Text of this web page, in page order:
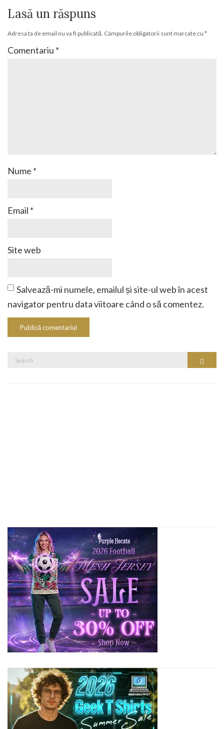
Lasă un răspuns
Adresa ta de email nu va fi publicată. Câmpurile obligatorii sunt marcate cu *
Comentariu *
Nume *
Email *
Site web
Salvează-mi numele, emailul și site-ul web în acest
navigator pentru data viitoare când o să comentez.